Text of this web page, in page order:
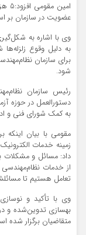
عضویت در سازمان بر
وی با اشاره به
به دلیل وقوع
برای سازمان
شود.
رئیس سازمان
دستورالعمل در حوزه
به کمک شورای فنی و
زمینه خدمات
داد: مسائل و مشکلات
از خدمات
تعامل هستیم تا
وی با تأکید و
بهسازی تدوین‌شده و
متقاضیان برگزار شده